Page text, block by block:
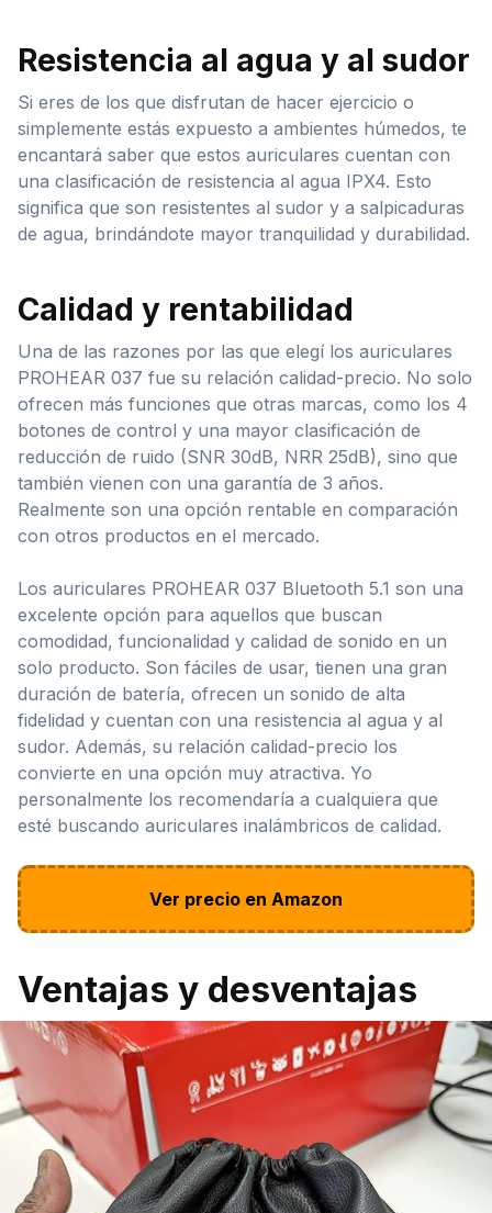
Resistencia al agua y al sudor
Si eres de los que disfrutan de hacer ejercicio o
simplemente estás expuesto a ambientes húmedos, te
encantará saber que estos auriculares cuentan con
una clasificación de resistencia al agua IPX4. Esto
significa que son resistentes al sudor y a salpicaduras
de agua, brindándote mayor tranquilidad y durabilidad.
Calidad y rentabilidad
Una de las razones por las que elegí los auriculares
PROHEAR 037 fue su relación calidad-precio. No solo
ofrecen más funciones que otras marcas, como los 4
botones de control y una mayor clasificación de
reducción de ruido (SNR 30dB, NRR 25dB), sino que
también vienen con una garantía de 3 años.
Realmente son una opción rentable en comparación
con otros productos en el mercado.
Los auriculares PROHEAR 037 Bluetooth 5.1 son una
excelente opción para aquellos que buscan
comodidad, funcionalidad y calidad de sonido en un
solo producto. Son fáciles de usar, tienen una gran
duración de batería, ofrecen un sonido de alta
fidelidad y cuentan con una resistencia al agua y al
sudor. Además, su relación calidad-precio los
convierte en una opción muy atractiva. Yo
personalmente los recomendaría a cualquiera que
esté buscando auriculares inalámbricos de calidad.
Ver precio en Amazon
Ventajas y desventajas